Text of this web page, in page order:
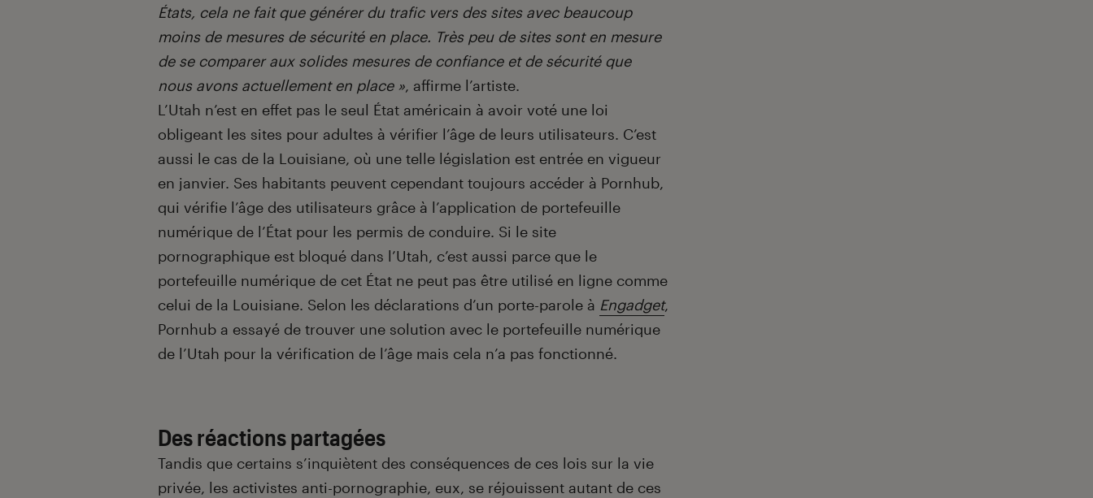
États, cela ne fait que générer du trafic vers des sites avec beaucoup
moins de mesures de sécurité en place. Très peu de sites sont en mesure
de se comparer aux solides mesures de confiance et de sécurité que
nous avons actuellement en place », affirme l’artiste.
L’Utah n’est en effet pas le seul État américain à avoir voté une loi
obligeant les sites pour adultes à vérifier l’âge de leurs utilisateurs. C’est
aussi le cas de la Louisiane, où une telle législation est entrée en vigueur
en janvier. Ses habitants peuvent cependant toujours accéder à Pornhub,
qui vérifie l’âge des utilisateurs grâce à l’application de portefeuille
numérique de l’État pour les permis de conduire. Si le site
pornographique est bloqué dans l’Utah, c’est aussi parce que le
portefeuille numérique de cet État ne peut pas être utilisé en ligne comme
celui de la Louisiane. Selon les déclarations d’un porte-parole à Engadget,
Pornhub a essayé de trouver une solution avec le portefeuille numérique
de l’Utah pour la vérification de l’âge mais cela n’a pas fonctionné.
Des réactions partagées
Tandis que certains s’inquiètent des conséquences de ces lois sur la vie
privée, les activistes anti-pornographie, eux, se réjouissent autant de ces